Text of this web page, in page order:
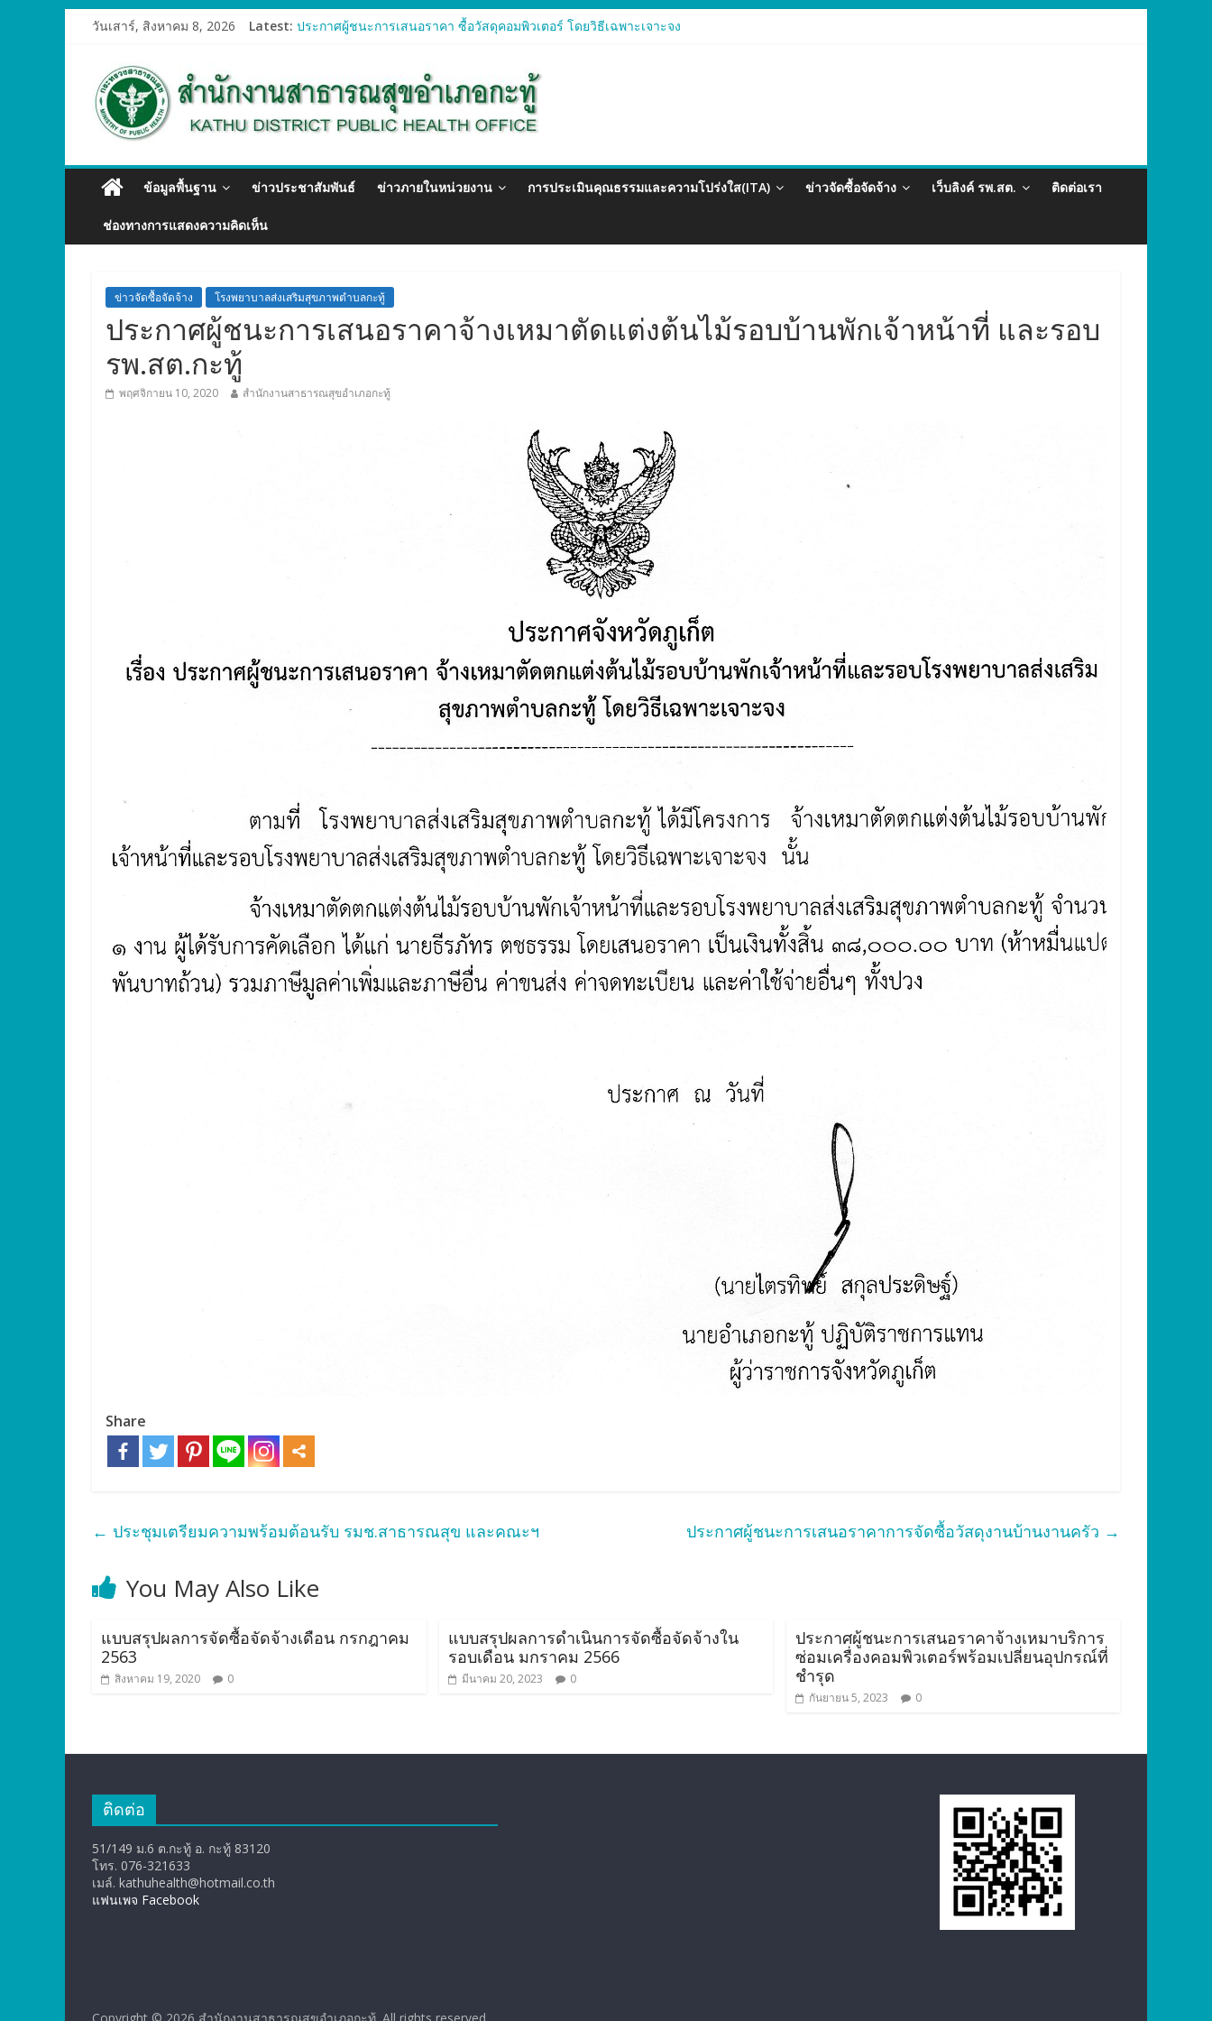
วันเสาร์, สิงหาคม 8, 2026 Latest: ประกาศผู้ชนะการเสนอราคา ซื้อวัสดุคอมพิวเตอร์ โดยวิธีเฉพาะเจาะจง
ประกาศผู้ชนะการเสนอรา ซื้อวัสดุงานบ้านงานครัว โดยวิธีเฉพาะเจาะจง
ประกาศผู้ชนะการเสนอราคา ซื้อวัสดุสำนักงาน โดยวิธีเฉพาะเจาะจง
ข้อมูลพื้นฐาน ข่าวประชาสัมพันธ์ ข่าวภายในหน่วยงาน การประเมินคุณธรรมและความโปร่งใส(ITA) ข่าวจัดซื้อจัดจ้าง เว็บลิงค์ รพ.สต. ติดต่อเรา
ช่องทางการแสดงความคิดเห็น
ข่าวจัดซื้อจัดจ้าง โรงพยาบาลส่งเสริมสุขภาพตำบลกะทู้
ประกาศผู้ชนะการเสนอราคาจ้างเหมาตัดแต่งต้นไม้รอบบ้านพักเจ้าหน้าที่ และรอบ
รพ.สต.กะทู้
พฤศจิกายน 10, 2020 สำนักงานสาธารณสุขอำเภอกะทู้
Share
← ประชุมเตรียมความพร้อมต้อนรับ รมช.สาธารณสุข และคณะฯ ประกาศผู้ชนะการเสนอราคาการจัดซื้อวัสดุงานบ้านงานครัว →
You May Also Like
แบบสรุปผลการจัดซื้อจัดจ้างเดือน กรกฎาคม
2563
สิงหาคม 19, 2020 0
แบบสรุปผลการดำเนินการจัดซื้อจัดจ้างใน
รอบเดือน มกราคม 2566
มีนาคม 20, 2023 0
ประกาศผู้ชนะการเสนอราคาจ้างเหมาบริการ
ซ่อมเครื่องคอมพิวเตอร์พร้อมเปลี่ยนอุปกรณ์ที่
ชำรุด
กันยายน 5, 2023 0
ติดต่อ
51/149 ม.6 ต.กะทู้ อ. กะทู้ 83120
โทร. 076-321633
เมล์. kathuhealth@hotmail.co.th
แฟนเพจ Facebook
Copyright © 2026 สำนักงานสาธารณสุขอำเภอกะทู้ . All rights reserved.